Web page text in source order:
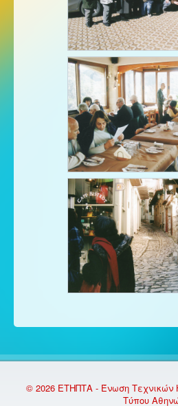
© 2026 ΕΤΗΠΤΑ - Ένωση Τεχνικών
Τύπου